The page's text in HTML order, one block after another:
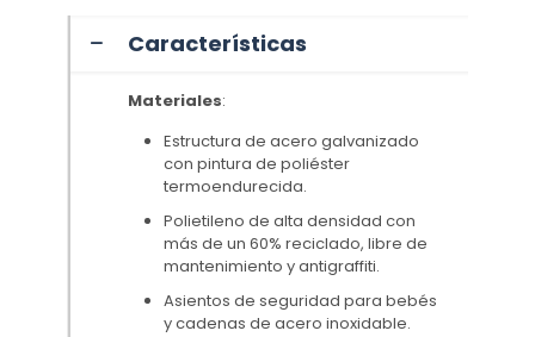
Características
Materiales:
Estructura de acero galvanizado
con pintura de poliéster
termoendurecida.
Polietileno de alta densidad con
más de un 60% reciclado, libre de
mantenimiento y antigraffiti.
Asientos de seguridad para bebés
y cadenas de acero inoxidable.